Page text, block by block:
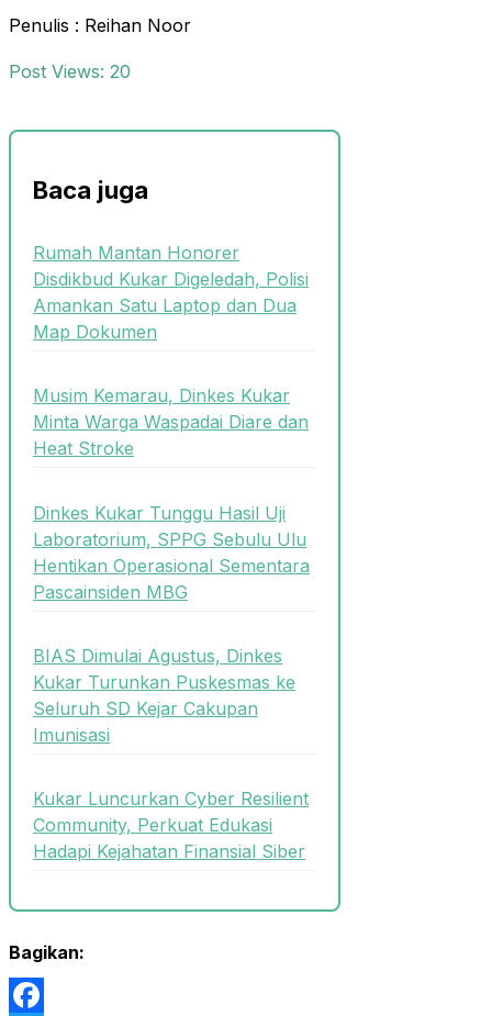
Penulis : Reihan Noor
Post Views: 20
Baca juga
Rumah Mantan Honorer
Disdikbud Kukar Digeledah, Polisi
Amankan Satu Laptop dan Dua
Map Dokumen
Musim Kemarau, Dinkes Kukar
Minta Warga Waspadai Diare dan
Heat Stroke
Dinkes Kukar Tunggu Hasil Uji
Laboratorium, SPPG Sebulu Ulu
Hentikan Operasional Sementara
Pascainsiden MBG
BIAS Dimulai Agustus, Dinkes
Kukar Turunkan Puskesmas ke
Seluruh SD Kejar Cakupan
Imunisasi
Kukar Luncurkan Cyber Resilient
Community, Perkuat Edukasi
Hadapi Kejahatan Finansial Siber
Bagikan: